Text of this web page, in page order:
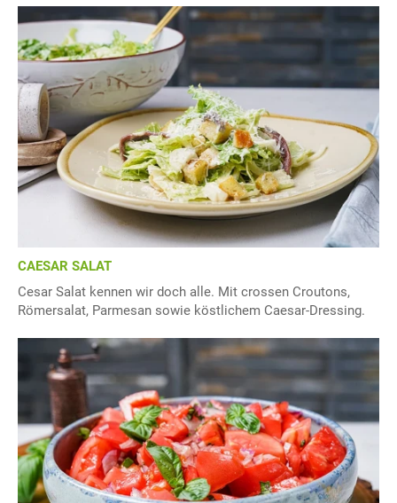
CAESAR SALAT
Cesar Salat kennen wir doch alle. Mit crossen Croutons,
Römersalat, Parmesan sowie köstlichem Caesar-Dressing.